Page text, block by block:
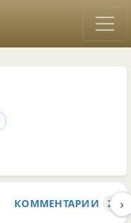
КОММЕНТАРИИ 2.2K
›